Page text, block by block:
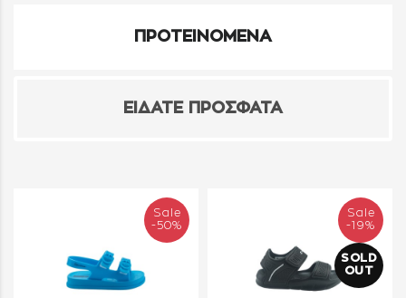
ΠΡΟΤΕΙΝΟΜΕΝΑ
ΕΙΔΑΤΕ ΠΡΟΣΦΑΤΑ
Sale
-50%
Sale
-19%
SOLD
OUT